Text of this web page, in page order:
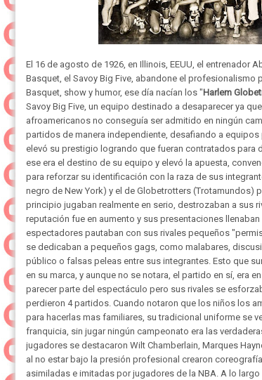
El 16 de agosto de 1926, en Illinois, EEUU, el entrenador
Basquet, el Savoy Big Five, abandone el profesionalismo
Basquet, show y humor, ese día nacían los "Harlem
Savoy Big Five, un equipo destinado a desaparecer ya
afroamericanos no conseguía ser admitido en ningún
partidos de manera independiente, desafiando a
elevó su prestigio logrando que fueran contratados
ese era el destino de su equipo y elevó la apuesta,
para reforzar su identificación con la raza de sus
negro de New York) y el de Globetrotters (Trotamundos)
principio jugaban realmente en serio, destrozaban a sus
reputación fue en aumento y sus presentaciones
espectadores pautaban con sus rivales pequeños
se dedicaban a pequeños gags, como malabares,
público o falsas peleas entre sus integrantes. Esto que
en su marca, y aunque no se notara, el partido en sí, era
parecer parte del espectáculo pero sus rivales se
perdieron 4 partidos. Cuando notaron que los niños los
para hacerlas mas familiares, su tradicional uniforme se
franquicia, sin jugar ningún campeonato era las
jugadores se destacaron Wilt Chamberlain, Marques
al no estar bajo la presión profesional crearon
asimiladas e imitadas por jugadores de la NBA. A lo